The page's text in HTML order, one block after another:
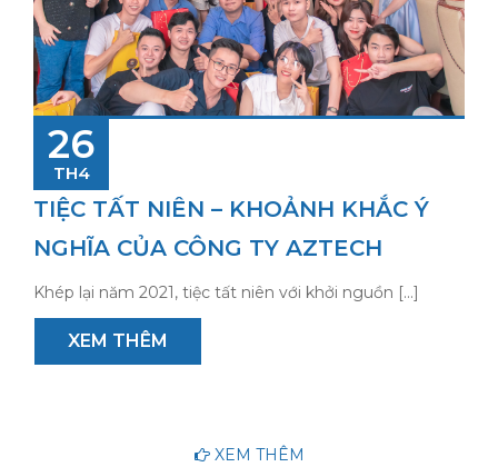
26
TH4
TIỆC TẤT NIÊN – KHOẢNH KHẮC Ý
NGHĨA CỦA CÔNG TY AZTECH
Khép lại năm 2021, tiệc tất niên với khởi nguồn […]
XEM THÊM
XEM THÊM